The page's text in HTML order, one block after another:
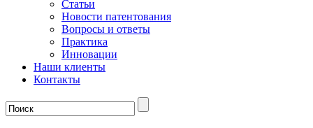
Статьи
Новости патентования
Вопросы и ответы
Практика
Инновации
Наши клиенты
Контакты